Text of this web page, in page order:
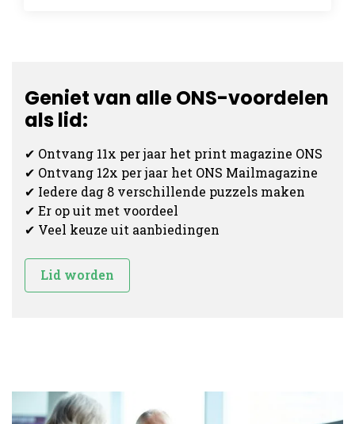
Geniet van alle ONS-voordelen
als lid:
✔ Ontvang 11x per jaar het print magazine ONS
✔ Ontvang 12x per jaar het ONS Mailmagazine
✔ Iedere dag 8 verschillende puzzels maken
✔ Er op uit met voordeel
✔ Veel keuze uit aanbiedingen
Lid worden